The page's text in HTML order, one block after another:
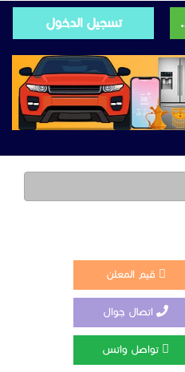
تسجيل الدخول
قيم المعلن
اتصال جوال
تواصل واتس